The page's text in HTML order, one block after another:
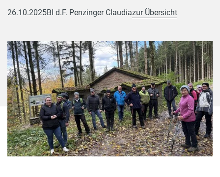
26.10.2025BI d.F. Penzinger Claudiazur Übersicht